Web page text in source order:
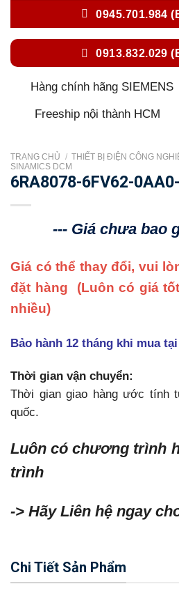
0945.701.984
0913.832.029
Hàng chính hãng SIEMENS
Freeship nội thành HCM
TRANG CHỦ / THIẾT BỊ ĐIỆN CÔNG
SINAMICS DCM
6RA8078-6FV62-
--- Giá chưa bao
Giá có thể thay đổi, vui
đặt hàng (Luôn có giá
nhiều)
Bảo hành 12 tháng khi mua tại
Thời gian vận chuyển:
Thời gian giao hàng ước tính
quốc.
Luôn có chương trình
trình
-> Hãy Liên hệ ngay
Chi Tiết Sản Phẩm